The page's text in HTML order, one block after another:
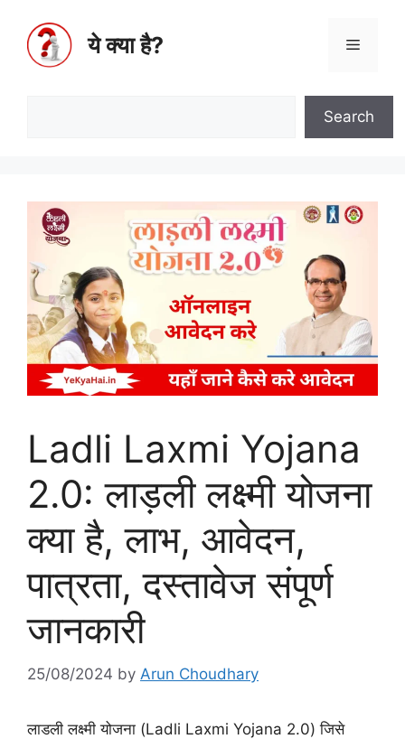
ये क्या है?
Search
Ladli Laxmi Yojana
2.0: लाड़ली लक्ष्मी योजना
क्या है, लाभ, आवेदन,
पात्रता, दस्तावेज संपूर्ण
जानकारी
25/08/2024 by Arun Choudhary
लाडली लक्ष्मी योजना (Ladli Laxmi Yojana 2.0) जिसे